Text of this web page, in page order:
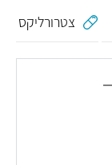
צטרורליקס